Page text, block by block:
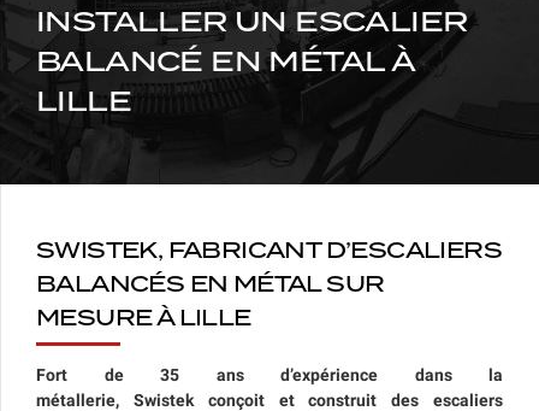
INSTALLER UN ESCALIER
BALANCÉ EN MÉTAL À
LILLE
SWISTEK, FABRICANT D’ESCALIERS
BALANCÉS EN MÉTAL SUR
MESURE À LILLE
Fort de 35 ans d’expérience dans la
métallerie, Swistekconçoit et construit des escaliers